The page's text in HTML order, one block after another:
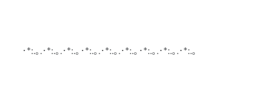
･*:.｡.･*:.｡.･*:.｡･*:.｡.･*:.｡.･*:.｡･*:.｡.･*:.｡.･*:.｡